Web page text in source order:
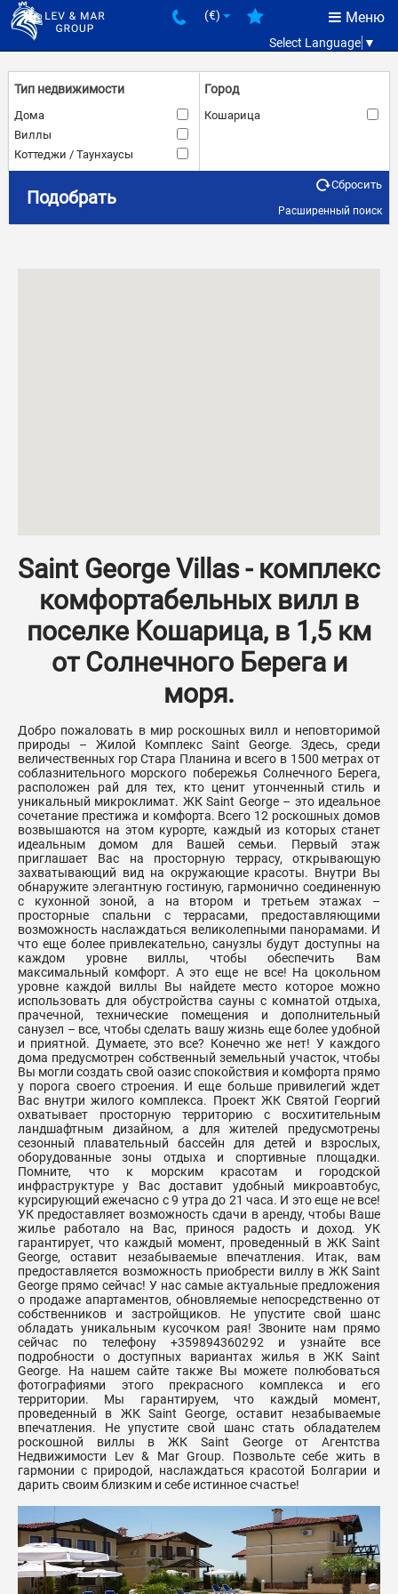
Меню
(€)
Select Language ▼
Тип недвижимости
Дома
Виллы
Коттеджи / Таунхаусы
Город
Кошарица
Количество комнат
€ – €
Количество санузлов
–
Количество террас
–
Вид на бассейн
Подобрать
Сбросить
Расширенный поиск
Saint George Villas - комплекс
комфортабельных вилл в
поселке Кошарица, в 1,5 км
от Солнечного Берега и
моря.
Добро пожаловать в мир роскошных вилл и неповторимой
природы – Жилой Комплекс Saint George. Здесь, среди
величественных гор Стара Планина и всего в 1500 метрах от
соблазнительного морского побережья Солнечного Берега,
расположен рай для тех, кто ценит утонченный стиль и
уникальный микроклимат. ЖК Saint George – это идеальное
сочетание престижа и комфорта. Всего 12 роскошных домов
возвышаются на этом курорте, каждый из которых станет
идеальным домом для Вашей семьи. Первый этаж
приглашает Вас на просторную террасу, открывающую
захватывающий вид на окружающие красоты. Внутри Вы
обнаружите элегантную гостиную, гармонично соединенную
с кухонной зоной, а на втором и третьем этажах –
просторные спальни с террасами, предоставляющими
возможность наслаждаться великолепными панорамами. И
что еще более привлекательно, санузлы будут доступны на
каждом уровне виллы, чтобы обеспечить Вам
максимальный комфорт. А это еще не все! На цокольном
уровне каждой виллы Вы найдете место которое можно
использовать для обустройства сауны с комнатой отдыха,
прачечной, технические помещения и дополнительный
санузел – все, чтобы сделать вашу жизнь еще более удобной
и приятной. Думаете, это все? Конечно же нет! У каждого
дома предусмотрен собственный земельный участок, чтобы
Вы могли создать свой оазис спокойствия и комфорта прямо
у порога своего строения. И еще больше привилегий ждет
Вас внутри жилого комплекса. Проект ЖК Святой Георгий
охватывает просторную территорию с восхитительным
ландшафтным дизайном, а для жителей предусмотрены
сезонный плавательный бассейн для детей и взрослых,
оборудованные зоны отдыха и спортивные площадки.
Помните, что к морским красотам и городской
инфраструктуре у Вас доставит удобный микроавтобус,
курсирующий ежечасно с 9 утра до 21 часа. И это еще не все!
УК предоставляет возможность сдачи в аренду, чтобы Ваше
жилье работало на Вас, принося радость и доход. УК
гарантирует, что каждый момент, проведенный в ЖК Saint
George, оставит незабываемые впечатления. Итак, вам
предоставляется возможность приобрести виллу в ЖК Saint
George прямо сейчас! У нас самые актуальные предложения
о продаже апартаментов, обновляемые непосредственно от
собственников и застройщиков. Не упустите свой шанс
обладать уникальным кусочком рая! Звоните нам прямо
сейчас по телефону +359894360292 и узнайте все
подробности о доступных вариантах жилья в ЖК Saint
George. На нашем сайте также Вы можете полюбоваться
фотографиями этого прекрасного комплекса и его
территории. Мы гарантируем, что каждый момент,
проведенный в ЖК Saint George, оставит незабываемые
впечатления. Не упустите свой шанс стать обладателем
роскошной виллы в ЖК Saint George от Агентства
Недвижимости Lev & Mar Group. Позвольте себе жить в
гармонии с природой, наслаждаться красотой Болгарии и
дарить своим близким и себе истинное счастье!